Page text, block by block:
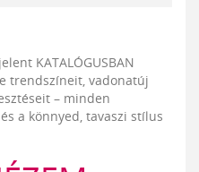
KATALÓGUSBAN
trendszíneit, vadonatúj
– minden
a könnyed, tavaszi stílus